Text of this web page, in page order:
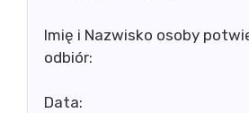
Imię i Nazwisko osoby
odbiór:
Data: